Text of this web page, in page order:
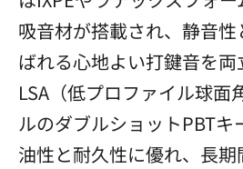
吸音材が搭載され、静音
ばれる心地よい打鍵音を両
LSA（低プロファイル球面
ルのダブルショットPBTキ
油性と耐久性に優れ、長